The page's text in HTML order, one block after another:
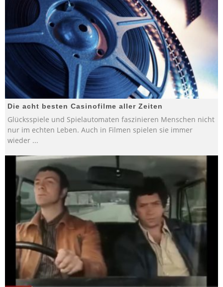
Die acht besten Casinofilme aller Zeiten
Glücksspiele und Spielautomaten faszinieren Menschen nicht
nur im echten Leben. Auch in Filmen spielen sie immer
wieder ...